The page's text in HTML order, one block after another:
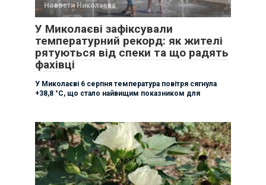
Новости Николаева
У Миколаєві зафіксували
температурний рекорд: як жителі
рятуються від спеки та що радять
фахівці
У Миколаєві 6 серпня температура повітря сягнула
+38,8 °C, що стало найвищим показником для